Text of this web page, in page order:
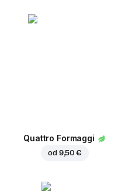
Quattro Formaggi
od 9,50 €